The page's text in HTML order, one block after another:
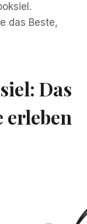
das Beste,
Das
erleben